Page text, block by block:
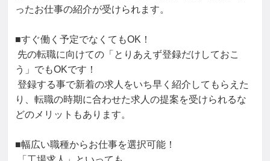
ったお仕事の紹介が受けられます。
■すぐ働く予定でなくてもOK！
う」でもOKです！
り、転職の時期に合わせた求人の提案を受けられるな
どのメリットもあります。
■幅広い職種からお仕事を選択可能！